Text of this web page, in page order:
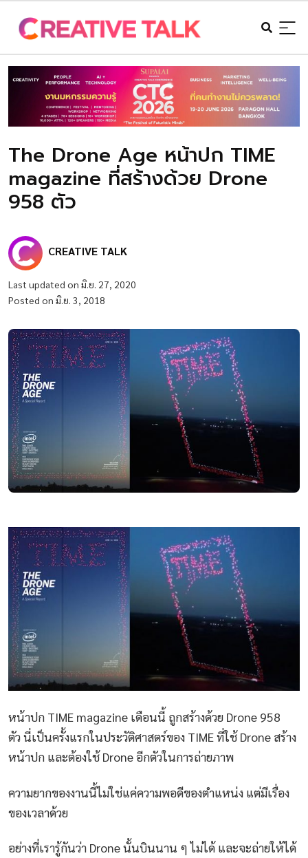
The Drone Age หน้าปก TIME
magazine ที่สร้างด้วย Drone
958 ตัว
CREATIVE TALK
Last updated on มิ.ย. 27, 2020
Posted on มิ.ย. 3, 2018
หน้าปก TIME magazine เดือนนี้ ถูกสร้างด้วย Drone 958
ตัวนี่เป็นครั้งแรกในประวัติศาสตร์ของ TIMEที่ใช้Drone สร้าง
หน้าปก และต้องใช้Droneอีกตัวในการถ่ายภาพ
ความยากของงานนี้ไม่ใช่แค่ความพอดีของตำแหน่ง แต่มีเรื่อง
ของเวลาด้วย
อย่างที่เรารู้กันว่า Droneนั้นบินนาน ๆ ไม่ได้ และจะถ่ายให้ได้